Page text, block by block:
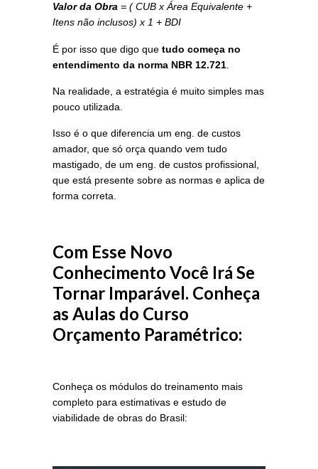
Valor da Obra = ( CUB x Área Equivalente +
Itens não inclusos) x 1 + BDI
É por isso que digo que tudo começa no
entendimento da norma NBR 12.721
Na realidade, a estratégia é muito simples mas
pouco utilizada.
Isso é o que diferencia um eng. de custos
amador, que só orça quando vem tudo
mastigado, de um eng. de custos profissional,
que está presente sobre as normas e aplica de
forma correta.
Com Esse Novo
Conhecimento Você Irá Se
Tornar Imparável. Conheça
as Aulas do Curso
Orçamento Paramétrico:
Conheça os módulos do treinamento mais
completo para estimativas e estudo de
viabilidade de obras do Brasil: